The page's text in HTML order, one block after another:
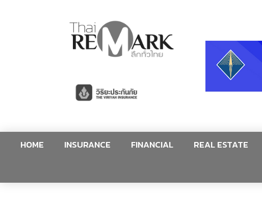
HOME INSURANCE FINANCIAL REAL ESTATE